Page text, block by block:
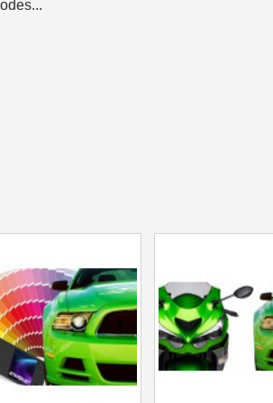
für jede Weiterempfehlung